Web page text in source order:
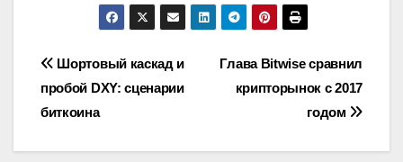
Навигация
по
записям
Глава Bitwise сравнил
крипторынок с 2017
годом
Шортовый каскад и
пробой DXY: сценарии
биткоина